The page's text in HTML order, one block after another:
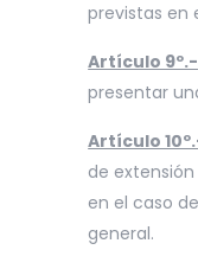
previstas en
Artículo 9º.-
presentar
Artículo
de
en el caso
general.